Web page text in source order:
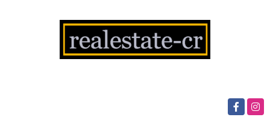
Facebook